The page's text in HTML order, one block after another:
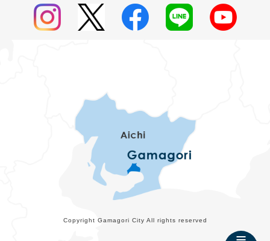
Copyright Gamagori City All rights reserved